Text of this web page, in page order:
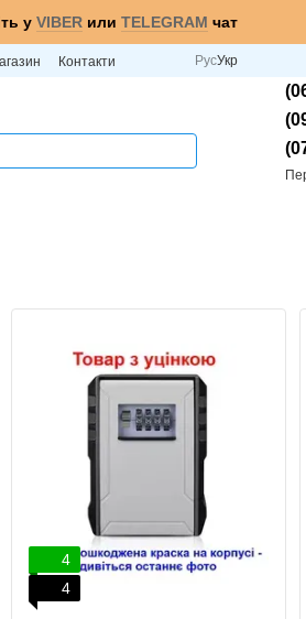
у VIBER или TELEGRAM чат
Контакти РусУкр
4
4